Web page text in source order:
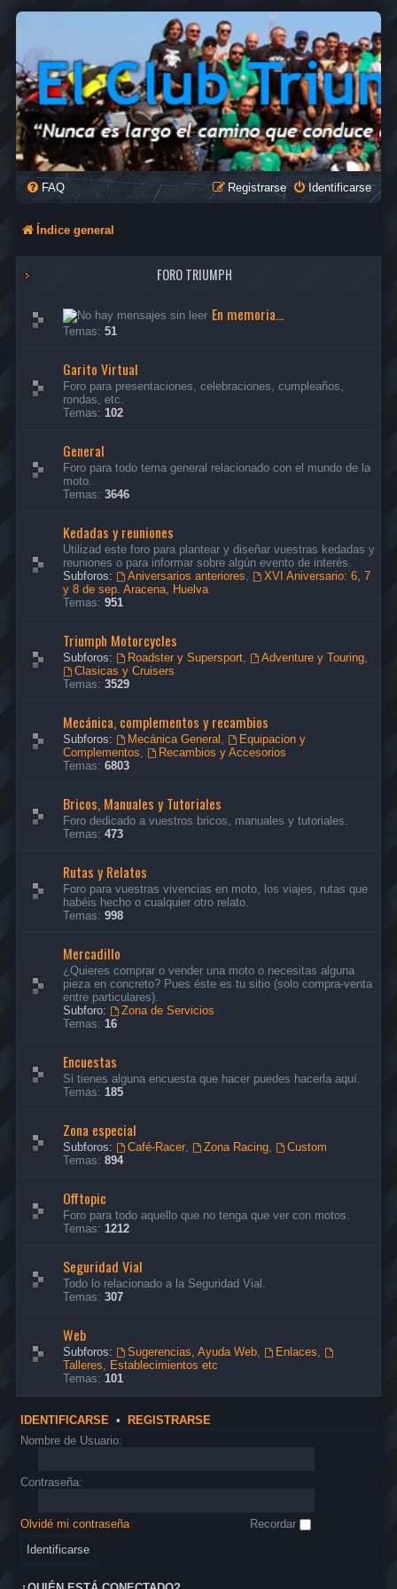
FAQ Identificarse
Registrarse
Índice general
FORO TRIUMPH
En memoria...
Temas: 51
Garito Virtual
Foro para presentaciones, celebraciones, cumpleaños,
rondas, etc.
Temas: 102
General
Foro para todo tema general relacionado con el mundo de la
moto.
Temas: 3646
Kedadas y reuniones
Utilizad este foro para plantear y diseñar vuestras kedadas y
reuniones o para informar sobre algún evento de interés.
Subforos:
Aniversarios anteriores,
XVI Aniversario: 6, 7
y 8 de sep. Aracena, Huelva
Temas: 951
Triumph Motorcycles
Subforos: Roadster y Supersport, Adventure y Touring,
Clasicas y Cruisers
Temas: 3529
Mecánica, complementos y recambios
Subforos: Mecánica General ,
Equipacion y
Complementos,
Recambios y Accesorios
Temas: 6803
Bricos, Manuales y Tutoriales
Foro dedicado a vuestros bricos, manuales y tutoriales.
Temas: 473
Rutas y Relatos
Foro para vuestras vivencias en moto, los viajes, rutas que
habéis hecho o cualquier otro relato.
Temas: 998
Mercadillo
¿Quieres comprar o vender una moto o necesitas alguna
pieza en concreto? Pues éste es tu sitio (solo compra-venta
entre particulares).
Subforo:
Zona de Servicios
Temas: 16
Encuestas
Si tienes alguna encuesta que hacer puedes hacerla aquí.
Temas: 185
Zona especial
Subforos: Café-Racer, Zona Racing,
Custom
Temas: 894
Offtopic
Foro para todo aquello que no tenga que ver con motos.
Temas: 1212
Seguridad Vial
Todo lo relacionado a la Seguridad Vial.
Temas: 307
Web
Subforos: Sugerencias, Ayuda Web, Enlaces,
Talleres, Establecimientos etc
Temas: 101
IDENTIFICARSE • REGISTRARSE
Nombre de Usuario:
Contraseña:
Olvidé mi contraseña Recordar